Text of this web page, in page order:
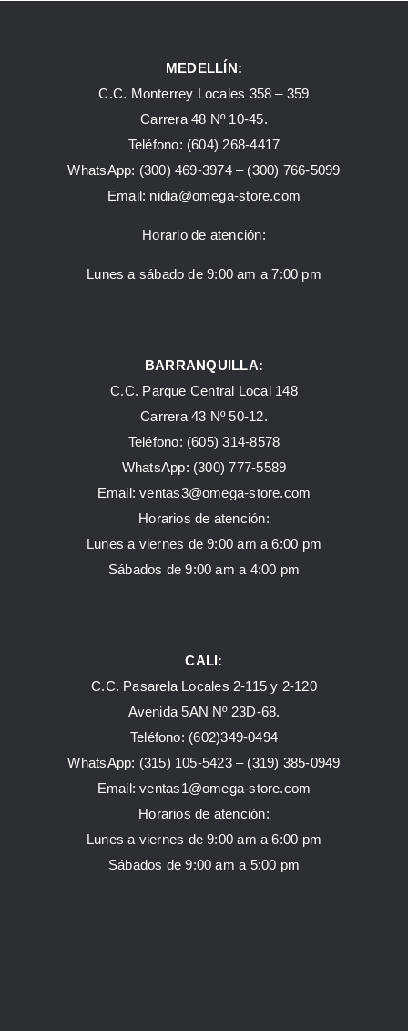
MEDELLÍN:
C.C. Monterrey Locales 358 – 359
Carrera 48 Nº 10-45.
Teléfono: (604) 268-4417
WhatsApp: (300) 469-3974 – (300) 766-5099
Email: nidia@omega-store.com
Horario de atención:
Lunes a sábado de 9:00 am a 7:00 pm
BARRANQUILLA:
C.C. Parque Central Local 148
Carrera 43 Nº 50-12.
Teléfono: (605) 314-8578
WhatsApp: (300) 777-5589
Email: ventas3@omega-store.com
Horarios de atención:
Lunes a viernes de 9:00 am a 6:00 pm
Sábados de 9:00 am a 4:00 pm
CALI:
C.C. Pasarela Locales 2-115 y 2-120
Avenida 5AN Nº 23D-68.
Teléfono: (602)349-0494
WhatsApp: (315) 105-5423 – (319) 385-0949
Email:ventas1@omega-store.com
Horarios de atención:
Lunes a viernes de 9:00 am a 6:00 pm
Sábados de 9:00 am a 5:00 pm